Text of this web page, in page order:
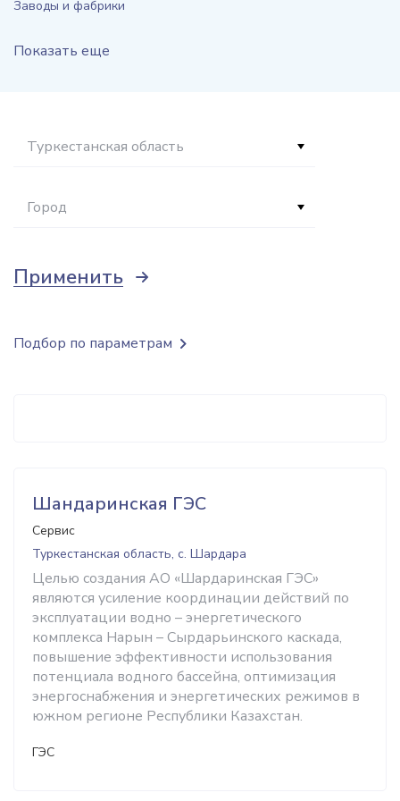
Заводы и фабрики
Показать еще
Туркестанская область
Город
Применить
Шандаринская ГЭС
Сервис
Туркестанская область, с. Шардара
Целью создания АО «Шардаринская ГЭС»
являются усиление координации действий по
эксплуатации водно – энергетического
комплекса Нарын – Сырдарьинского каскада,
повышение эффективности использования
потенциала водного бассейна, оптимизация
энергоснабжения и энергетических режимов в
южном регионе Республики Казахстан.
ГЭС
Подбор по параметрам